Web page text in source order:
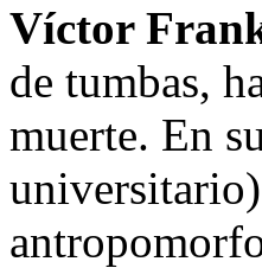
Víctor
de tumbas,
muerte. En